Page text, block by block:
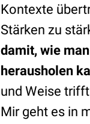
Kontexte
Stärken zu
damit, wie
herausholen
und Weise
Mir geht es in